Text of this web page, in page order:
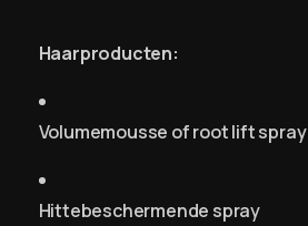
Haarproducten:
Volumemousse of root lift spray
Hittebeschermende spray